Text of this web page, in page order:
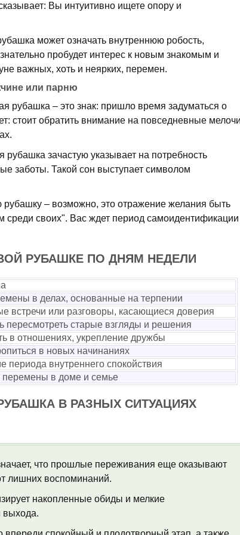
Вы интуитивно ищете опору и
может означать внутреннюю робость,
пробудет интерес к новым знакомым и
важных, хоть и неярких, перемен.
или парню
рубашка – это знак: пришло время задуматься о
стоит обратить внимание на повседневные
рубашка зачастую указывает на потребность
заботы. Такой сон выступает символом
рубашку – возможно, это отражение желания быть
среди своих". Вас ждет период самоидентификации
РУБАШКЕ ПО ДНЯМ НЕДЕЛИ
в делах, основанные на терпении
встречи или разговоры, касающиеся доверия
пересмотреть старые взгляды и решения
в отношениях, укрепление дружбы
в новых начинаниях
периода внутреннего спокойствия
перемены в доме и семье
В РАЗНЫХ СИТУАЦИЯХ
что прошлые переживания еще оказывают
лишних воспоминаний.
накопленные обиды и мелкие
выхода.